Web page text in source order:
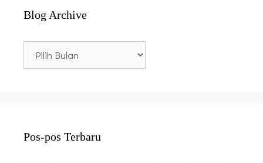
Blog Archive
Archive
Pos-pos Terbaru